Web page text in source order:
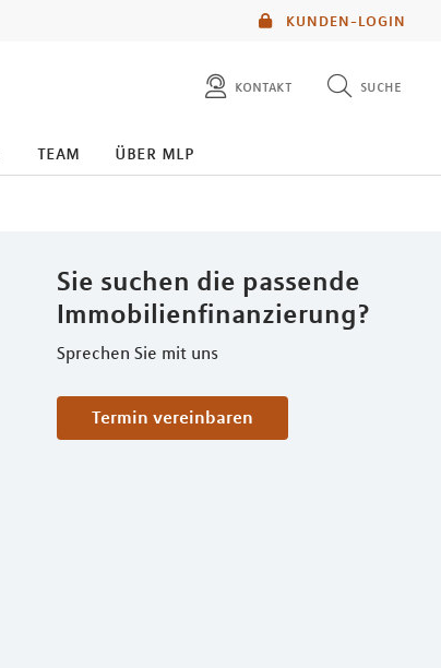
KUNDEN-LOGIN
kontakt suche
diese website durchsuchen
team über mlp
Sie suchen die passende
Immobilienfinanzierung?
Sprechen Sie mit uns
Termin vereinbaren